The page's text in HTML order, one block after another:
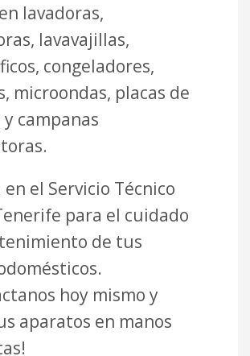
lavadoras,
lavavajillas,
congeladores,
microondas, placas de
y campanas
en el Servicio Técnico
para el cuidado
de tus
hoy mismo y
aparatos en manos